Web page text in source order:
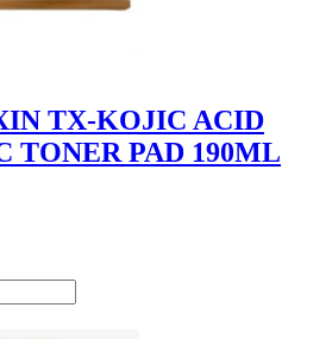
TX-KOJIC ACID
TONER PAD 190ML